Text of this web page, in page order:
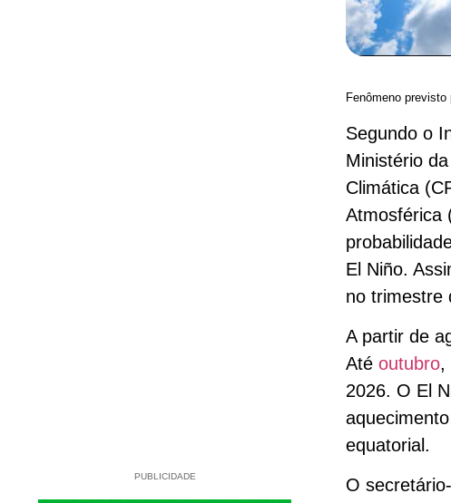
PUBLICIDADE
Fenômeno
Segundo o
Ministério
Climática
Atmosférica
El Niño.
no trimestre
A partir de
Atéoutubro,
2026. O El
equatorial.
O